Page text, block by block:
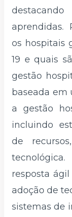
aprendidas.
os hospitais
19 e quais
gestão
baseada em
a gestão
incluindo
de
resposta
adoção de
sistemas de